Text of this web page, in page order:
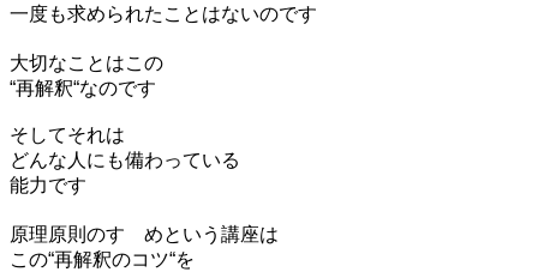
一度も求められたことはないのです
大切なことはこの
“再解釈“なのです
そしてそれは
どんな人にも備わっている
能力です
原理原則のすゝめという講座は
この“再解釈のコツ“を